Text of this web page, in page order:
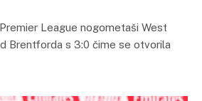
League nogometaši West
Brentforda s 3:0 čime se otvorila